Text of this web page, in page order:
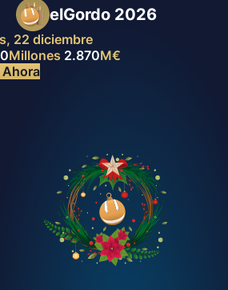
elGordo 2026
22 diciembre
Millones 2.870M€
2023 2022
2018 2017 2016 2015
2012 2011 2010 2009
2006 2005 2004 2003